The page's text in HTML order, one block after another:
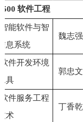
软件工程
智能软件与智
息系统
魏志强
软件开发环境
具
郭忠文
软件服务工程
术
丁香乾